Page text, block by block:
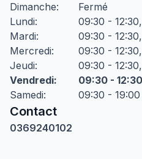
Dimanche:
Fermé
Lundi:
09:30 -
Mardi:
09:30 -
Mercredi:
09:30 -
Jeudi:
09:30 -
Vendredi:
09:30 -
Samedi: 09:30 - 19:00
Contact
0369240102